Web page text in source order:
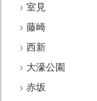
室見
藤崎
西新
大濠公園
赤坂